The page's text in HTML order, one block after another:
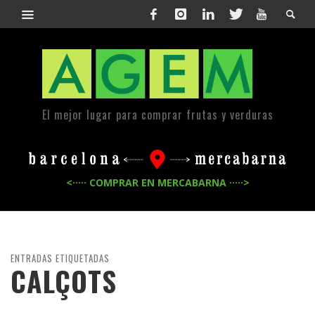
El mejor lugar para comprar frutas y verduras
<····· COMPRAR EN MERCABARNA ·····>
ENTRADAS ETIQUETADAS
CALÇOTS